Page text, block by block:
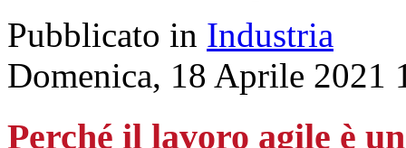
Pubblicato in Industria
Domenica, 18 Aprile 2021
Perché il lavoro agile è